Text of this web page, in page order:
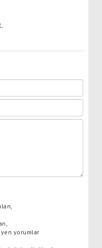
yorumlar